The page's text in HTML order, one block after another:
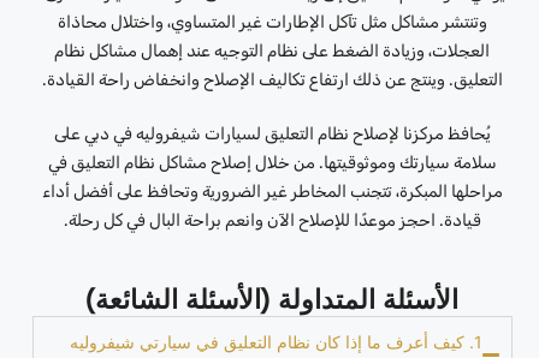
وتنتشر مشاكل مثل تآكل الإطارات غير المتساوي، واختلال محاذاة
العجلات، وزيادة الضغط على نظام التوجيه عند إهمال مشاكل نظام
التعليق. وينتج عن ذلك ارتفاع تكاليف الإصلاح وانخفاض راحة القيادة.
يُحافظ مركزنا لإصلاح نظام التعليق لسيارات شيفروليه في دبي على
سلامة سيارتك وموثوقيتها. من خلال إصلاح مشاكل نظام التعليق في
مراحلها المبكرة، تتجنب المخاطر غير الضرورية وتحافظ على أفضل أداء
قيادة. احجز موعدًا للإصلاح الآن وانعم براحة البال في كل رحلة.
الأسئلة المتداولة (الأسئلة الشائعة)
1. كيف أعرف ما إذا كان نظام التعليق في سيارتي شيفروليه